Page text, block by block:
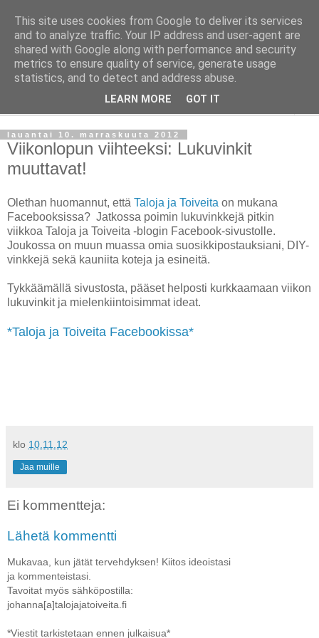
Taloja ja Toiveita
[ Sisustaa ] [ Remontoi ] [ Tuunaa ] [ Haaveilee ] [ Reissaa ]
lauantai 10. marraskuuta 2012
Viikonlopun viihteeksi: Lukuvinkit
muuttavat!
Olethan huomannut, että Taloja ja Toiveita on mukana
Facebooksissa? Jatkossa poimin lukuvinkkejä pitkin
viikkoa Taloja ja Toiveita -blogin Facebook-sivustolle.
Joukossa on muun muassa omia suosikkipostauksiani, DIY-
vinkkejä sekä kauniita koteja ja esineitä.
Tykkäämällä sivustosta, pääset helposti kurkkaamaan viikon
lukuvinkit ja mielenkiintoisimmat ideat.
*Taloja ja Toiveita Facebookissa*
klo 10.11.12
Jaa muille
Ei kommentteja:
Lähetä kommentti
Mukavaa, kun jätät tervehdyksen! Kiitos ideoistasi
ja kommenteistasi.
Tavoitat myös sähköpostilla:
johanna[a]talojajatoiveita.fi
*Viestit tarkistetaan ennen julkaisua*
This site uses cookies from Google to deliver its services
and to analyze traffic. Your IP address and user-agent are
shared with Google along with performance and security
metrics to ensure quality of service, generate usage
statistics, and to detect and address abuse.
LEARN MORE GOT IT